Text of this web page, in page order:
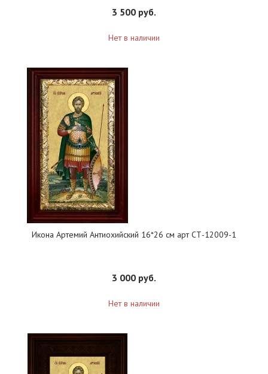
3 500 руб.
Нет в наличии
Икона Артемий Антиохийский 16*26 см арт СТ-12009-1
3 000 руб.
Нет в наличии